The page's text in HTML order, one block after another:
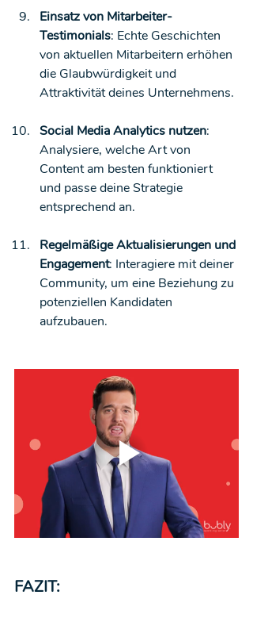
Einsatz von Mitarbeiter-
Testimonials: Echte Geschichten
von aktuellen Mitarbeitern erhöhen
die Glaubwürdigkeit und
Attraktivität deines Unternehmens.
Social Media Analytics nutzen:
Analysiere, welche Art von
Content am besten funktioniert
und passe deine Strategie
entsprechend an.
Regelmäßige Aktualisierungen und
Engagement: Interagiere mit deiner
Community, um eine Beziehung zu
potenziellen Kandidaten
aufzubauen.
FAZIT: